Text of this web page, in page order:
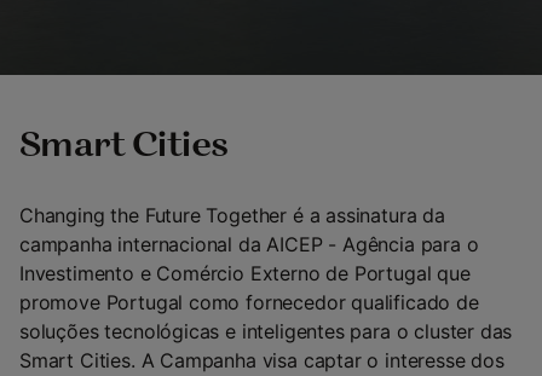
Smart Cities
Changing the Future Together é a assinatura da
campanha internacional da AICEP - Agência para o
Investimento e Comércio Externo de Portugal que
promove Portugal como fornecedor qualificado de
soluções tecnológicas e inteligentes para o cluster das
Smart Cities. A Campanha visa captar o interesse dos